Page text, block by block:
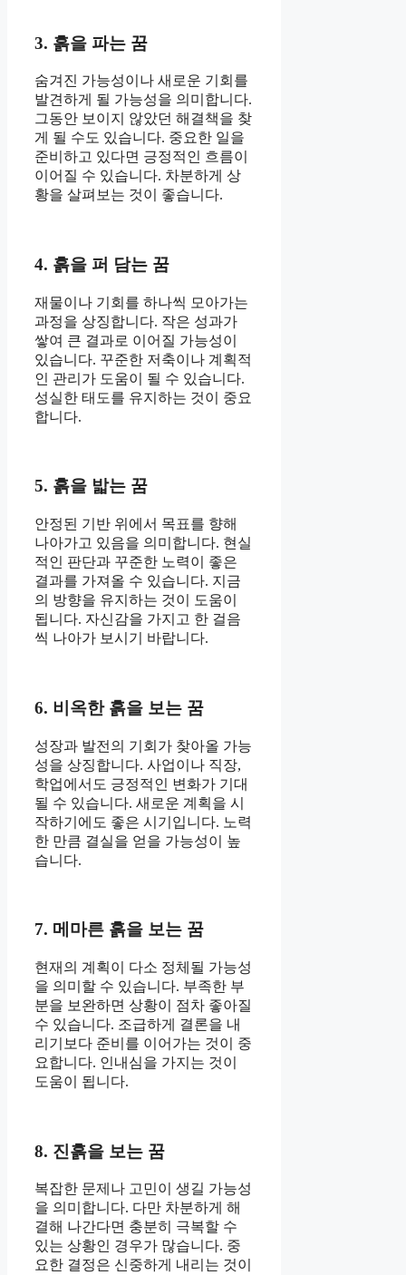
3. 흙을 파는 꿈
숨겨진 가능성이나 새로운 기회를
발견하게 될 가능성을 의미합니다.
그동안 보이지 않았던 해결책을 찾
게 될 수도 있습니다. 중요한 일을
준비하고 있다면 긍정적인 흐름이
이어질 수 있습니다. 차분하게 상
황을 살펴보는 것이 좋습니다.
4. 흙을 퍼 담는 꿈
재물이나 기회를 하나씩 모아가는
과정을 상징합니다. 작은 성과가
쌓여 큰 결과로 이어질 가능성이
있습니다. 꾸준한 저축이나 계획적
인 관리가 도움이 될 수 있습니다.
성실한 태도를 유지하는 것이 중요
합니다.
5. 흙을 밟는 꿈
안정된 기반 위에서 목표를 향해
나아가고 있음을 의미합니다. 현실
적인 판단과 꾸준한 노력이 좋은
결과를 가져올 수 있습니다. 지금
의 방향을 유지하는 것이 도움이
됩니다. 자신감을 가지고 한 걸음
씩 나아가 보시기 바랍니다.
6. 비옥한 흙을 보는 꿈
성장과 발전의 기회가 찾아올 가능
성을 상징합니다. 사업이나 직장,
학업에서도 긍정적인 변화가 기대
될 수 있습니다. 새로운 계획을 시
작하기에도 좋은 시기입니다. 노력
한 만큼 결실을 얻을 가능성이 높
습니다.
7. 메마른 흙을 보는 꿈
현재의 계획이 다소 정체될 가능성
을 의미할 수 있습니다. 부족한 부
분을 보완하면 상황이 점차 좋아질
수 있습니다. 조급하게 결론을 내
리기보다 준비를 이어가는 것이 중
요합니다. 인내심을 가지는 것이
도움이 됩니다.
8. 진흙을 보는 꿈
복잡한 문제나 고민이 생길 가능성
을 의미합니다. 다만 차분하게 해
결해 나간다면 충분히 극복할 수
있는 상황인 경우가 많습니다. 중
요한 결정은 신중하게 내리는 것이